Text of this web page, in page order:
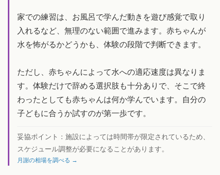
家での練習は、お風呂で学んだ動きを遊び感覚で取り
入れるなど、無理のない範囲で進みます。赤ちゃんが
水を怖がるかどうかも、体験の段階で判断できます。
ただし、赤ちゃんによって水への適応速度は異なりま
す。体験だけで辞める選択肢も十分ありで、そこで終
わったとしても赤ちゃんは何か学んでいます。自分の
子どもに合うか試すのが第一歩です。
妥協ポイント： 施設によっては時間帯が限定されているため、
スケジュール調整が必要になることがあります。
月謝の相場を調べる →